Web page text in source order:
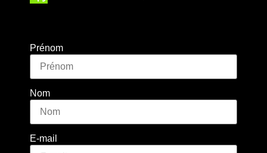
Prénom
Nom
E-mail